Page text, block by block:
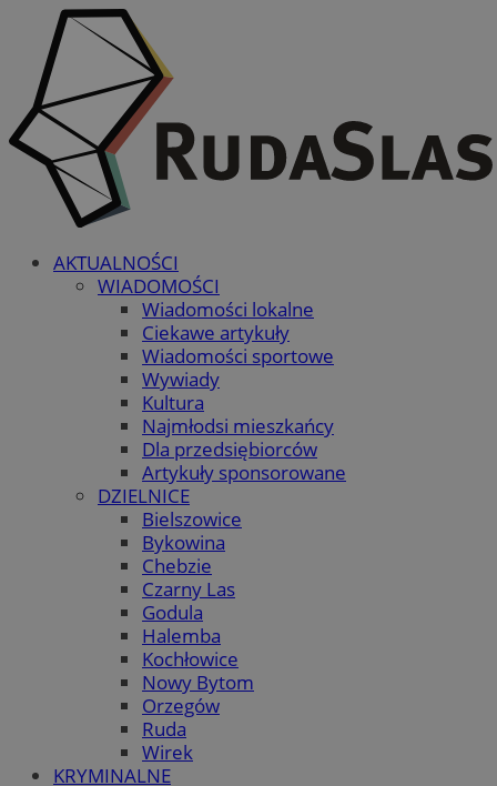
AKTUALNOŚCI
WIADOMOŚCI
Wiadomości lokalne
Ciekawe artykuły
Wiadomości sportowe
Wywiady
Kultura
Najmłodsi mieszkańcy
Dla przedsiębiorców
Artykuły sponsorowane
DZIELNICE
Bielszowice
Bykowina
Chebzie
Czarny Las
Godula
Halemba
Kochłowice
Nowy Bytom
Orzegów
Ruda
Wirek
KRYMINALNE